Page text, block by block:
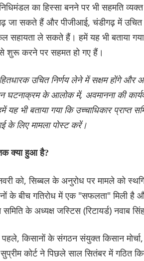
का हिस्सा बनने पर भी सहमति
जा सकते हैं और पीजीआई, चंडीगढ़ में
सहायता ले सकते हैं। हमें यह भी बताया
शुरू करने पर सहमत हो गए हैं।
उचित निर्णय लेने में सक्षम होंगे और
घटनाक्रम के आलोक में, अवमानना की
यह भी बताया गया कि उच्चाधिकार
के लिए मामला पोस्ट करें।
क्या हुआ है?
को, सिब्बल के अनुरोध पर मामले को
के बीच गतिरोध में एक "सफलता" मिली है
समिति के अध्यक्ष जस्टिस (रिटायर्ड) नवाब
किसानों के संगठन संयुक्त किसान
कोर्ट ने पिछले साल सितंबर में गठित